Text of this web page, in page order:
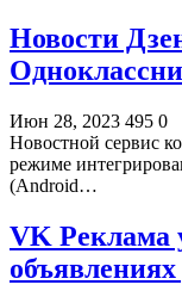
Новости
Июн 28, 2023 495 0
Новостной сервис
режиме
(Android…
VK Реклама